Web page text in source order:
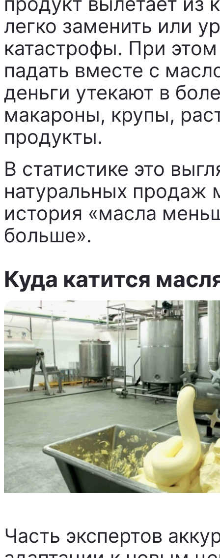
легко заменить или
катастрофы. При
падать вместе с
деньги утекают в
макароны, крупы,
продукты.
В статистике это
натуральных продаж
история «масла
больше».
Куда катится
Часть экспертов